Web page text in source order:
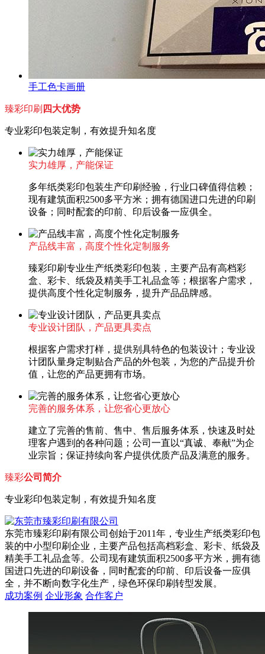
手工色卡画册
臻彩印刷 四大优势
专业彩印包装定制，有效提升知名度
实力雄厚，产能保证
多年纸类彩印包装生产印刷经验，行业口碑值得信赖；
现有建筑面积2500多平方米；拥有德国进口先进的印刷
设备；同时配套的印前、印后设备一应俱全。
产品线丰富，高度个性化定制服务
臻彩印刷专业生产纸类彩印包装，主要产品有高档彩
盒、彩卡、纸袋及精美手工礼品盒等；根据客户需求，
提供高度个性化定制服务，提升产品品牌感。
专业设计团队，产品更具卖点
根据客户需求打样，提供别具特色的包装设计；专业设
计团队量身定制贴合产品的外包装，为您的产品提升价
值，让您的产品更拥有市场。
完善的服务体系，让您省心更放心
建立了完善的售前、售中、售后服务体系，快速及时处
理客户遇到的各种问题；公司一直以“真诚、奉献”为企
业宗旨；保证持续向客户提供优质产品及满意的服务。
臻彩公司简介
专业彩印包装定制，有效提升知名度
东莞市臻彩印刷有限公司创始于2011年，专业生产纸类彩印包
装的中小型印刷企业，主要产品包括高档彩盒、彩卡、纸袋及
精美手工礼品盒等。公司现有建筑面积2500多平方米，拥有德
国进口先进的印刷设备，同时配套的印前、印后设备一应俱
全，并不断向数字化生产，绿色环保印刷转型发展。
成功案例 企业形象 合作客户